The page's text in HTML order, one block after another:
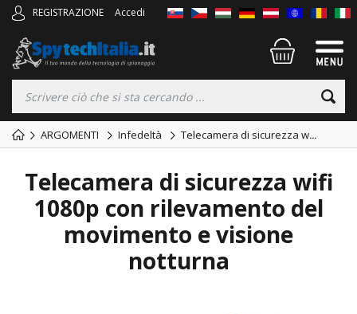
REGISTRAZIONE Accedi
ARGOMENTI Infedeltà Telecamera di sicurezza w...
Telecamera di sicurezza wifi
1080p con rilevamento del
movimento e visione
notturna